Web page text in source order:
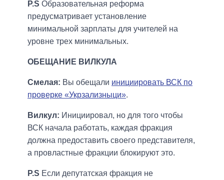
P.S Образовательная реформа
предусматривает установление
минимальной зарплаты для учителей на
уровне трех минимальных.
ОБЕЩАНИЕ ВИЛКУЛА
Смелая: Вы обещали инициировать ВСК по
проверке «Укрзализныци».
Вилкул: Инициировал, но для того чтобы
ВСК начала работать, каждая фракция
должна предоставить своего представителя,
а провластные фракции блокируют это.
P.S Если депутатская фракция не